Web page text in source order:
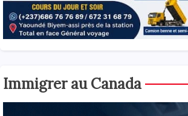
Immigrer au Canada